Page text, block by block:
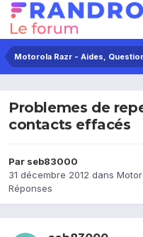
Motorola Razr - Aides,
Problemes de
contacts effacés
Par seb83000
31 décembre 2012 dans
Réponses